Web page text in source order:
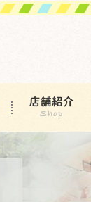
店舗紹介